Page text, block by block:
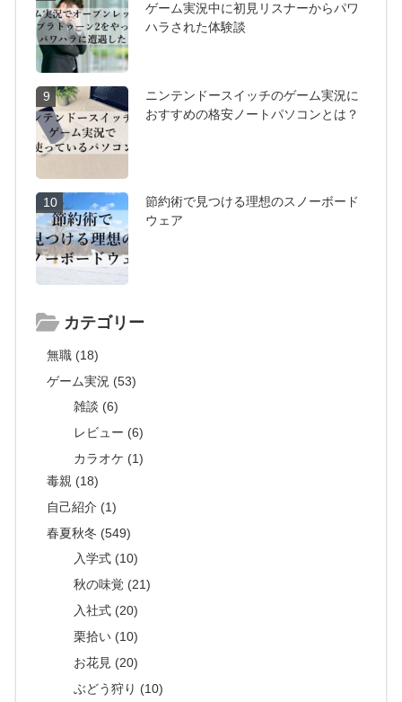
ゲーム実況中に初見リスナーからパワ
ハラされた体験談
9
ニンテンドースイッチのゲーム実況に
おすすめの格安ノートパソコンとは？
10
節約術で見つける理想のスノーボード
ウェア
カテゴリー
無職 (18)
ゲーム実況 (53)
雑談 (6)
レビュー (6)
カラオケ (1)
毒親 (18)
自己紹介 (1)
春夏秋冬 (549)
入学式 (10)
秋の味覚 (21)
入社式 (20)
栗拾い (10)
お花見 (20)
ぶどう狩り (10)